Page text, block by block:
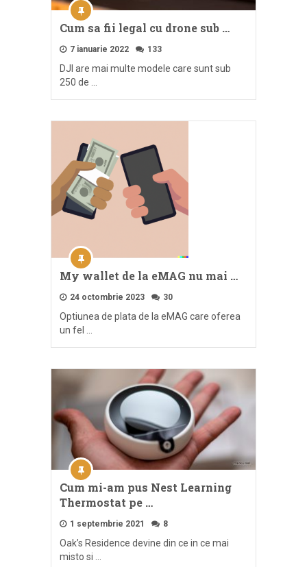
Cum sa fii legal cu drone sub …
7 ianuarie 2022 133
DJI are mai multe modele care sunt sub
250 de …
My wallet de la eMAG nu mai …
24 octombrie 2023 30
Optiunea de plata de la eMAG care oferea
un fel …
Cum mi-am pus Nest Learning
Thermostat pe …
1 septembrie 2021 8
Oak’s Residence devine din ce in ce mai
misto si …